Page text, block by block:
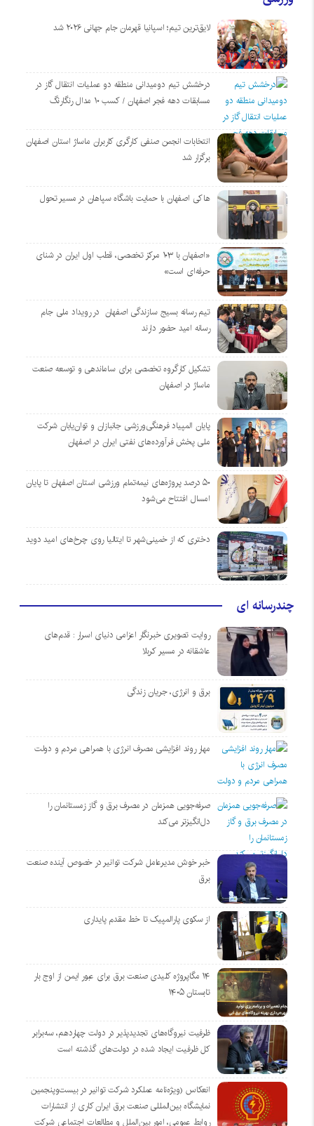
لایق‌ترین تیم؛ اسپانیا قهرمان جام جهانی ۲۰۲۶ شد
درخشش تیم دومیدانی منطقه دو عملیات انتقال گاز در
مسابقات دهه فجر اصفهان / کسب ۱۰ مدال رنگارنگ
انتخابات انجمن صنفی کارگری کاربران ماساژ استان اصفهان
برگزار شد
هاکی اصفهان با حمایت باشگاه سپاهان در مسیر تحول
«اصفهان با ۱۰۳ مرکز تخصصی، قطب اول ایران در شنای
حرفه‌ای است»
تیم رسانه بسیج سازندگی اصفهان در رویداد ملی جام
رسانه امید حضور دارند
تشکیل کارگروه تخصصی برای ساماندهی و توسعه صنعت
ماساژ در اصفهان
پایان المپیاد فرهنگی‌ورزشی جانبازان و توان‌یابان شرکت
ملی پخش فرآورده‌های نفتی ایران در اصفهان
۵۰ درصد پروژه‌های نیمه‌تمام ورزشی استان اصفهان تا پایان
امسال افتتاح می‌شود
دختری که از خمینی‌شهر تا ایتالیا روی چرخ‌های امید دوید
چندرسانه ای
روایت تصویری خبرنگار اعزامی دنیای اسرار : قدم‌های
عاشقانه در مسیر کربلا
برق و انرژی، جریان زندگی
مهار روند افزایشی مصرف انرژی با همراهی مردم و دولت
صرفه‌جویی همزمان در مصرف برق و گاز زمستانمان را
دل‌انگیزتر می‌کند
خبر خوش مدیرعامل شرکت توانیر در خصوص آینده صنعت
برق
از سکوی پارالمپیک تا خط مقدم پایداری
۱۴ مگاپروژه‌ کلیدی صنعت برق برای عبور ایمن از اوج بار
تابستان ۱۴۰۵
ظرفیت نیروگاه‌های تجدیدپذیر در دولت چهاردهم، سه‌برابر
کل ظرفیت ایجاد شده در دولت‌های گذشته است
انعکاس (ویژه‌نامه عملکرد شرکت توانیر در بیست‌وپنجمین
نمایشگاه بین‌المللی صنعت برق ایران کاری از انتشارات
روابط عمومی، امور بین‌الملل و مطالعات اجتماعی شرکت